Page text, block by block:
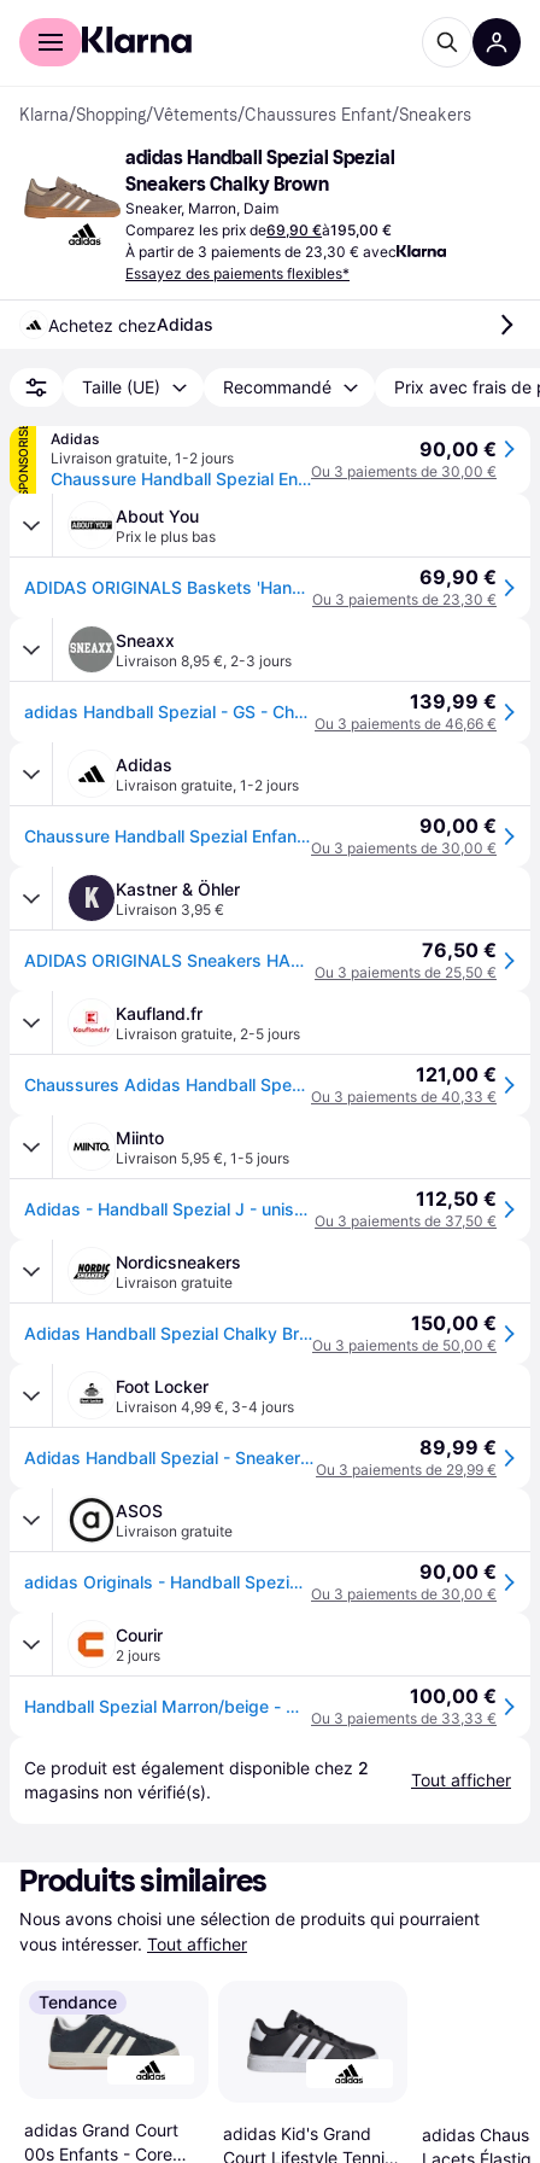
Acheter avec Klarna
Klarna/Shopping/Vêtements/Chaussures Enfant/Sneakers
adidas Handball Spezial Spezial
Sneakers Chalky Brown
Sneaker, Marron, Daim
Comparez les prix de69,90 €à195,00 €
À partir de 3 paiements de 23,30 € avec
Essayez des paiements flexibles*
Achetez chezAdidas
Taille (UE) Recommandé Prix avec frais de
SPONSORISÉ
Adidas
Livraison gratuite, 1-2 jours
Chaussure Handball Spezial Enfants
90,00 €
Ou 3 paiements de 30,00 €
About You
Prix le plus bas
ADIDAS ORIGINALS Baskets 'Handball Spezial' camel / chocolat / blanc 69,90 €
Ou 3 paiements de 23,30 €
Sneaxx
Livraison 8,95 €, 2-3 jours
adidas Handball Spezial - GS - Chalky Brown - EU40 139,99 €
Ou 3 paiements de 46,66 €
Adidas
Livraison gratuite, 1-2 jours
Chaussure Handball Spezial Enfants 90,00 €
Ou 3 paiements de 30,00 €
K Kastner & Öhler
Livraison 3,95 €
ADIDAS ORIGINALS Sneakers HANDBALL SPEZIAL pour enfants marron | 37 1/3 76,50 €
Ou 3 paiements de 25,50 €
Kaufland.fr
Livraison gratuite, 2-5 jours
Chaussures Adidas Handball Spezial JI0453 121,00 €
Ou 3 paiements de 40,33 €
Miinto
Livraison 5,95 €, 1-5 jours
Adidas - Handball Spezial J - unisex - Sport - Brun - Taille: 37 1/3 EU 112,50 €
Ou 3 paiements de 37,50 €
Nordicsneakers
Livraison gratuite
Adidas Handball Spezial Chalky Brown Cloud White Magic Beige 150,00 €
Ou 3 paiements de 50,00 €
Foot Locker
Livraison 4,99 €, 3-4 jours
Adidas Handball Spezial - Sneakers Enfant - Marron - Pointure 37 1/3 - Cuir - Brown 89,99 €
Ou 3 paiements de 29,99 €
ASOS
Livraison gratuite
adidas Originals - Handball Spezial - Chaussures - Marron craie/blanc nuage 90,00 €
Ou 3 paiements de 30,00 €
Courir
2 jours
Handball Spezial Marron/beige - marron/beige - 38 100,00 €
Ou 3 paiements de 33,33 €
Ce produit est également disponible chez 2
magasins non vérifié(s).
Tout afficher
Produits similaires
Nous avons choisi une sélection de produits qui pourraient
vous intéresser. Tout afficher
Tendance
adidas Grand Court
00s Enfants - Core
adidas Kid's Grand
Court Lifestyle Tennis
adidas
Lacets